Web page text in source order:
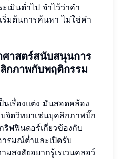
เมินต่ำไป จำไว้ว่าคำ
มต้นการค้นหา ไม่ใช่คำ
ศาสตร์สนับสนุนการ
กภาพกับพฤติกรรม
เรื่องแต่ง มันสอดคล้อง
จิตวิทยาเช่นบุคลิกภาพบิ๊ก
ฟฟินดอร์เกี่ยวข้องกับ
รมณ์ต่ำและเปิดรับ
สงสัยอยากรู้เรเวนคลอว์